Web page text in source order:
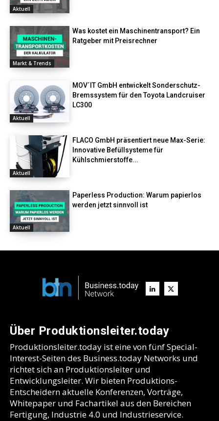
Aktuell
Markt & Trends
Was kostet ein Maschinentransport? Ein
Ratgeber mit Preisrechner
Aktuell
MOV´IT GmbH entwickelt Sonderschutz-
Bremssystem für den Toyota Landcruiser
LC300
Aktuell
FLACO GmbH präsentiert neue Max-Serie:
Innovative Befüllsysteme für
Kühlschmierstoffe...
Aktuell
Paperless Production: Warum papierlos
werden jetzt sinnvoll ist
Über Produktionsleiter.today
Produktionsleiter.today ist eine von fünf Special-
Interest-Seiten des Business.today Networks und
richtet sich an Produktionsleiter und
Entwicklungsleiter. Wir bieten Produktions-
Entscheidern aktuelle Konferenzen, Vorträge,
Whitepaper und Fachartikel aus den Bereichen
Fertigung, Industrie 4.0 und Industrieservice.